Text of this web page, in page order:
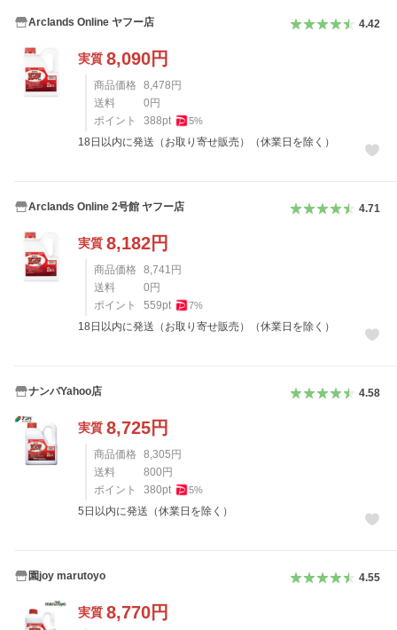
Arclands Online ヤフー店 4.42
実質 8,090円
商品価格 8,478 円
送料
0 円
ポイント
388pt 5%
18日以内に発送（お取り寄せ販売）（休業日を除く）
Arclands Online 2号館 ヤフー店 4.71
実質 8,182円
商品価格 8,741 円
送料
0 円
ポイント
559pt 7%
18日以内に発送（お取り寄せ販売）（休業日を除く）
ナンバYahoo店 4.58
実質 8,725円
商品価格 8,305 円
送料
800 円
ポイント
380pt 5%
5日以内に発送（休業日を除く）
園joy marutoyo 4.55
実質 8,770円